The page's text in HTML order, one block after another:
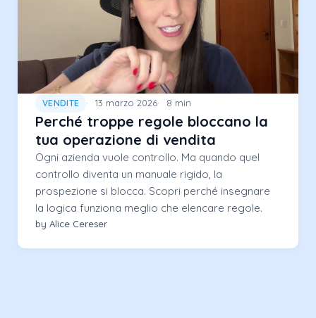
VENDITE 13 marzo 2026 8 min
Perché troppe regole bloccano la
tua operazione di vendita
Ogni azienda vuole controllo. Ma quando quel
controllo diventa un manuale rigido, la
prospezione si blocca. Scopri perché insegnare
la logica funziona meglio che elencare regole.
by Alice Cereser